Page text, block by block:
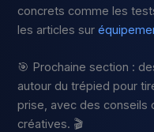
concrets comme les
les articles sur
🎯 Prochaine section :
autour du trépied pour
prise, avec des conseils
créatives. 🎬